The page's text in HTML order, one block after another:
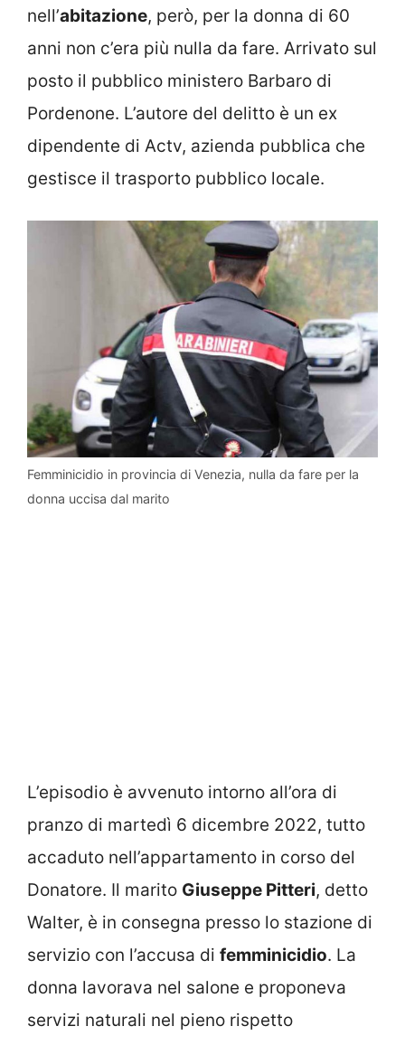
nell’abitazione, però, per la donna di 60
anni non c’era più nulla da fare. Arrivato sul
posto il pubblico ministero Barbaro di
Pordenone. L’autore del delitto è un ex
dipendente di Actv, azienda pubblica che
gestisce il trasporto pubblico locale.
Femminicidio in provincia di Venezia, nulla da fare per la
donna uccisa dal marito
L’episodio è avvenuto intorno all’ora di
pranzo di martedì 6 dicembre 2022, tutto
accaduto nell’appartamento in corso del
Donatore. Il marito Giuseppe Pitteri, detto
Walter, è in consegna presso lo stazione di
servizio con l’accusa di femminicidio. La
donna lavorava nel salone e proponeva
servizi naturali nel pieno rispetto